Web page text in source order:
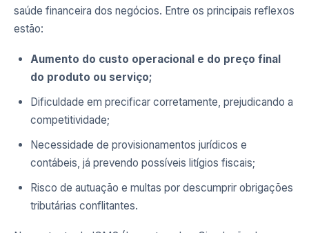
saúde financeira dos negócios. Entre os principais reflexos
estão:
Aumento do custo operacional e do preço final
do produto ou serviço;
Dificuldade em precificar corretamente, prejudicando a
competitividade;
Necessidade de provisionamentos jurídicos e
contábeis, já prevendo possíveis litígios fiscais;
Risco de autuação e multas por descumprir obrigações
tributárias conflitantes.